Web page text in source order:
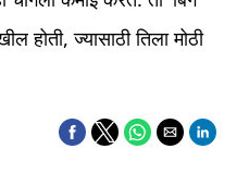
होती, ज्यासाठी तिला मोठी